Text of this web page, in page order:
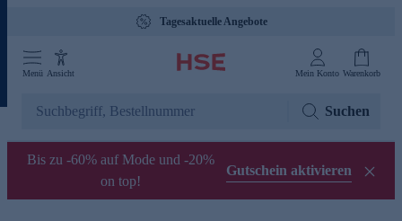
Tagesaktuelle Angebote
Menü Ansicht Mein Konto Warenkorb
Suchen
Bis zu -60% auf Mode und -20%
on top!
Gutschein aktivieren